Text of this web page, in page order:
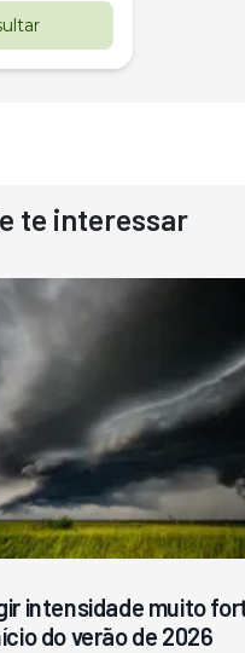
Cat 966
te interessar
intensidade muito
do verão de 2026